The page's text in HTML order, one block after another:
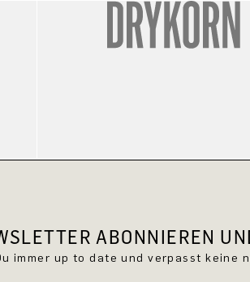
ABONNIEREN
immer up to date und verpasst keine